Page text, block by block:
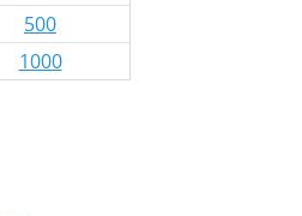
500
1000